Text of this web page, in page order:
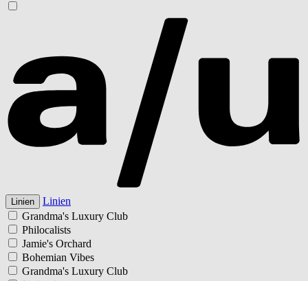
Linien
Linien
Grandma's Luxury Club
Philocalists
Jamie's Orchard
Bohemian Vibes
Grandma's Luxury Club